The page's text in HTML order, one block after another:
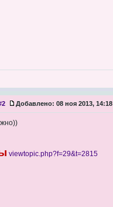
Добавлено: 08 ноя 2013, 14:18
viewtopic.php?f=29&t=2815